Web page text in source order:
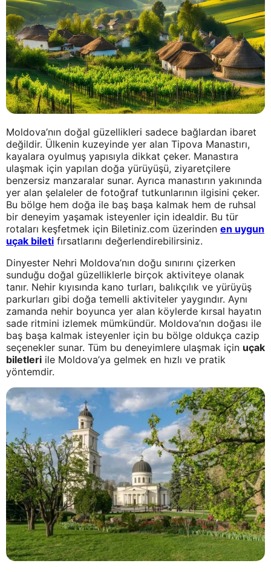
Moldova’nın doğal güzellikleri sadece bağlardan ibaret
değildir. Ülkenin kuzeyinde yer alan Tipova Manastırı,
kayalara oyulmuş yapısıyla dikkat çeker. Manastıra
ulaşmak için yapılan doğa yürüyüşü, ziyaretçilere
benzersiz manzaralar sunar. Ayrıca manastırın yakınında
yer alan şelaleler de fotoğraf tutkunlarının ilgisini çeker.
Bu bölge hem doğa ile baş başa kalmak hem de ruhsal
bir deneyim yaşamak isteyenler için idealdir. Bu tür
rotaları keşfetmek için Biletiniz.com üzerinden en uygun
uçak bileti fırsatlarını değerlendirebilirsiniz.
Dinyester Nehri Moldova’nın doğu sınırını çizerken
sunduğu doğal güzelliklerle birçok aktiviteye olanak
tanır. Nehir kıyısında kano turları, balıkçılık ve yürüyüş
parkurları gibi doğa temelli aktiviteler yaygındır. Aynı
zamanda nehir boyunca yer alan köylerde kırsal hayatın
sade ritmini izlemek mümkündür. Moldova’nın doğası ile
baş başa kalmak isteyenler için bu bölge oldukça cazip
seçenekler sunar. Tüm bu deneyimlere ulaşmak için uçak
biletleri ile Moldova’ya gelmek en hızlı ve pratik
yöntemdir.